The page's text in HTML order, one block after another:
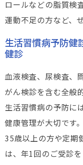
ロールなどの脂質検
運動不足の方など、
生活習慣病予防健
健診
血液検査、尿検査、
がん検診を含む全般
生活習慣病の予防に
健康管理が大切です。
35歳以上の方や定期
は、年1回のご受診を